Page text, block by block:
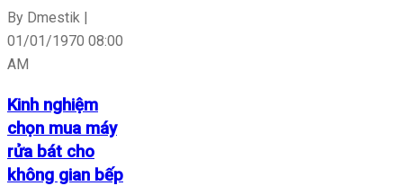
By Dmestik |
01/01/1970 08:00
AM
Kinh nghiệm
chọn mua máy
rửa bát cho
không gian bếp